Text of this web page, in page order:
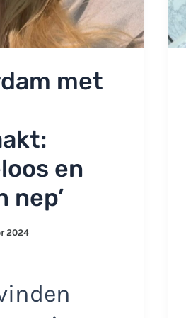
met
en
nep’
2024